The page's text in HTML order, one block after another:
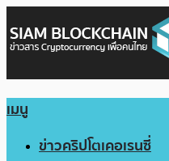
เมนู
ข่าวคริปโตเคอเรนซี่